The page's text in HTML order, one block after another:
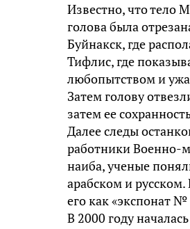
Известно, что тело
голова была
Буйнакск, где
Тифлис, где
любопытством и
Затем голову
затем ее
Далее следы
работники Военно-
наиба, ученые
арабском и
его как «экспонат
В 2000 году